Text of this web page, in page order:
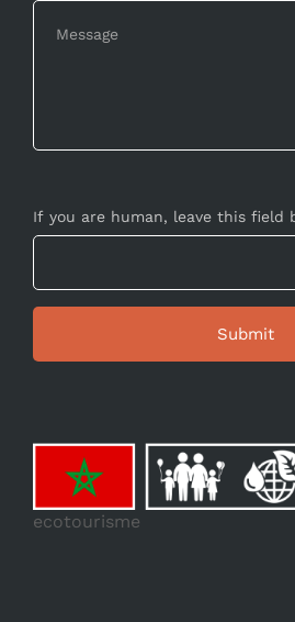
If you are human, leave this field
ecotourisme